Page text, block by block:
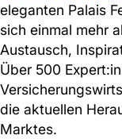
eleganten Palais
sich einmal mehr
Austausch,
Über 500
die aktuellen
Marktes.